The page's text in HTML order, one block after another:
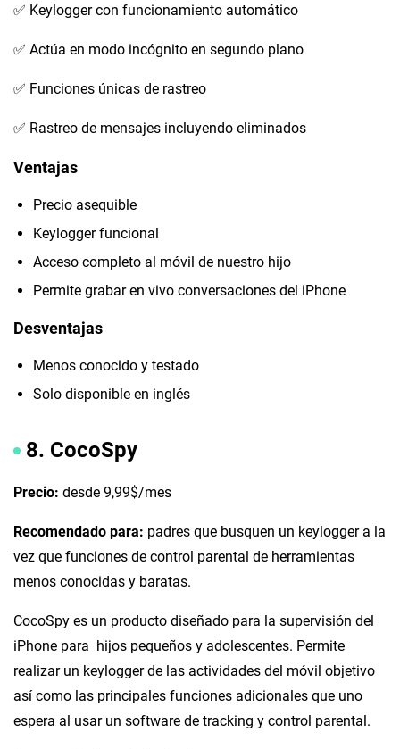
✅ Keylogger con funcionamiento automático
✅ Actúa en modo incógnito en segundo plano
✅ Funciones únicas de rastreo
✅ Rastreo de mensajes incluyendo eliminados
Ventajas
Precio asequible
Keylogger funcional
Acceso completo al móvil de nuestro hijo
Permite grabar en vivo conversaciones del iPhone
Desventajas
Menos conocido y testado
Solo disponible en inglés
8. CocoSpy
Precio: desde 9,99$/mes
Recomendado para: padres que busquen un keylogger a la
vez que funciones de control parental de herramientas
menos conocidas y baratas.
CocoSpy es un producto diseñado para la supervisión del
iPhone para hijos pequeños y adolescentes. Permite
realizar un keylogger de las actividades del móvil objetivo
así como las principales funciones adicionales que uno
espera al usar un software de tracking y control parental.